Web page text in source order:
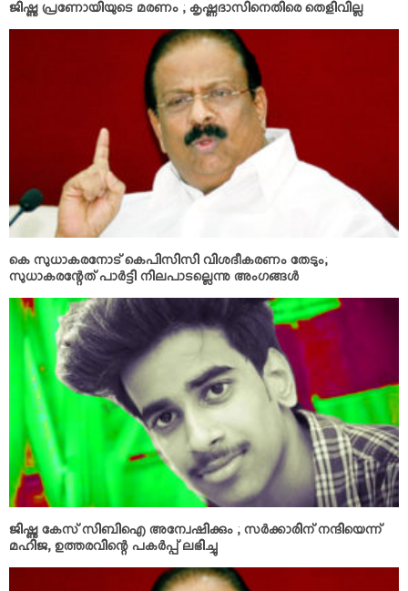
ജിഷ്ണു പ്രണോയിയുടെ മരണം ; കൃഷ്ണദാസിനെതിരെ തെളിവില്ല
കെ സുധാകരനോട് കെപിസിസി വിശദീകരണം തേടും;
സുധാകരന്റേത് പാര്‍ട്ടി നിലപാടല്ലെന്നു അംഗങ്ങള്‍
ജിഷ്ണു കേസ് സിബിഐ അന്വേഷിക്കും ; സര്‍ക്കാരിന് നന്ദിയെന്ന്
മഹിജ, ഉത്തരവിന്റെ പകര്‍പ്പ് ലഭിച്ചു